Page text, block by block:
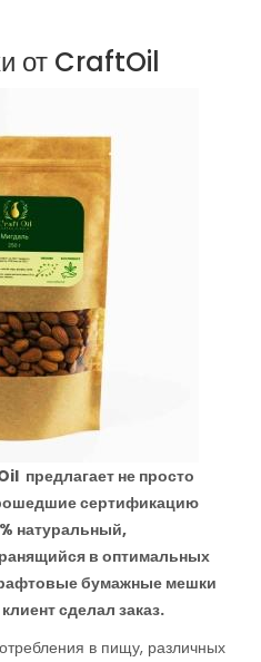
от CraftOil
предлагает не просто
сертификацию
натуральный,
в оптимальных
бумажные мешки
сделал заказ.
в пищу, различных